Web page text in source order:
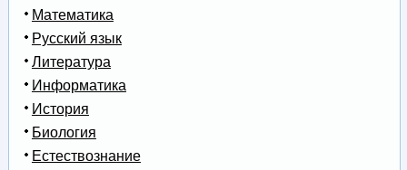
Математика
Русский язык
Литература
Информатика
История
Биология
Естествознание